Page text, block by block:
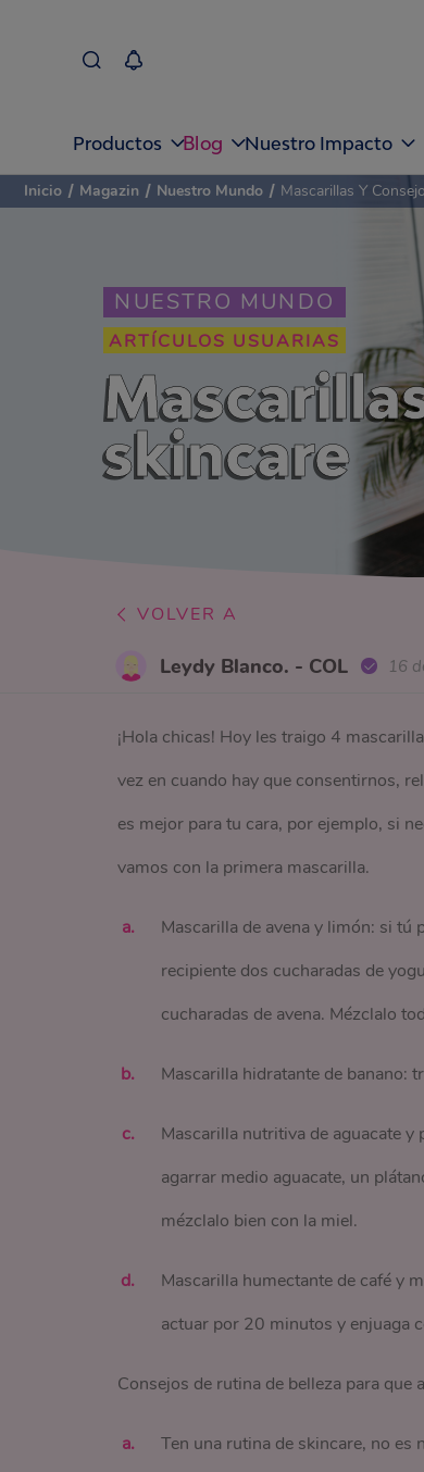
Productos Blog Nuestro Impacto
NUESTRO MUNDO
ARTÍCULOS USUARIAS
skincare
Inicio / Magazin / Nuestro Mundo / Mascarillas Y
VOLVER A
Leydy Blanco. - COL 16
¡Hola chicas! Hoy les traigo 4
vez en cuando hay que consentirnos,
es mejor para tu cara, por ejemplo, si
vamos con la primera mascarilla.
Mascarilla de avena y limón: si tú
recipiente dos cucharadas de
cucharadas de avena. Mézclalo
Mascarilla hidratante de banano:
Mascarilla nutritiva de aguacate y
agarrar medio aguacate, un
mézclalo bien con la miel.
Mascarilla humectante de café y
actuar por 20 minutos y enjuaga
Consejos de rutina de belleza para que
Ten una rutina de skincare, no es